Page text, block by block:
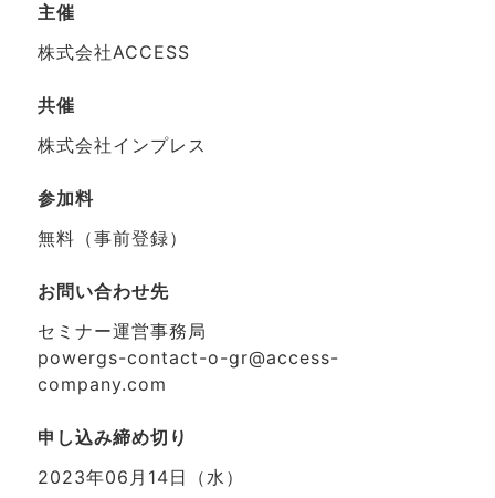
主催
株式会社ACCESS
共催
株式会社インプレス
参加料
無料（事前登録）
お問い合わせ先
セミナー運営事務局
powergs-contact-o-gr@access-
company.com
申し込み締め切り
2023年06月14日（水）